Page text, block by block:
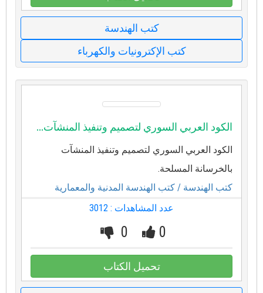
كتب الهندسة
كتب الإكترونيات والكهرباء
الكود العربي السوري لتصميم وتنفيذ المنشآت...
الكود العربي السوري لتصميم وتنفيذ المنشآت
بالخرسانة المسلحة.
كتب الهندسة / كتب الهندسة المدنية والمعمارية
عدد المشاهدات : 3012
0
0
تحميل الكتاب